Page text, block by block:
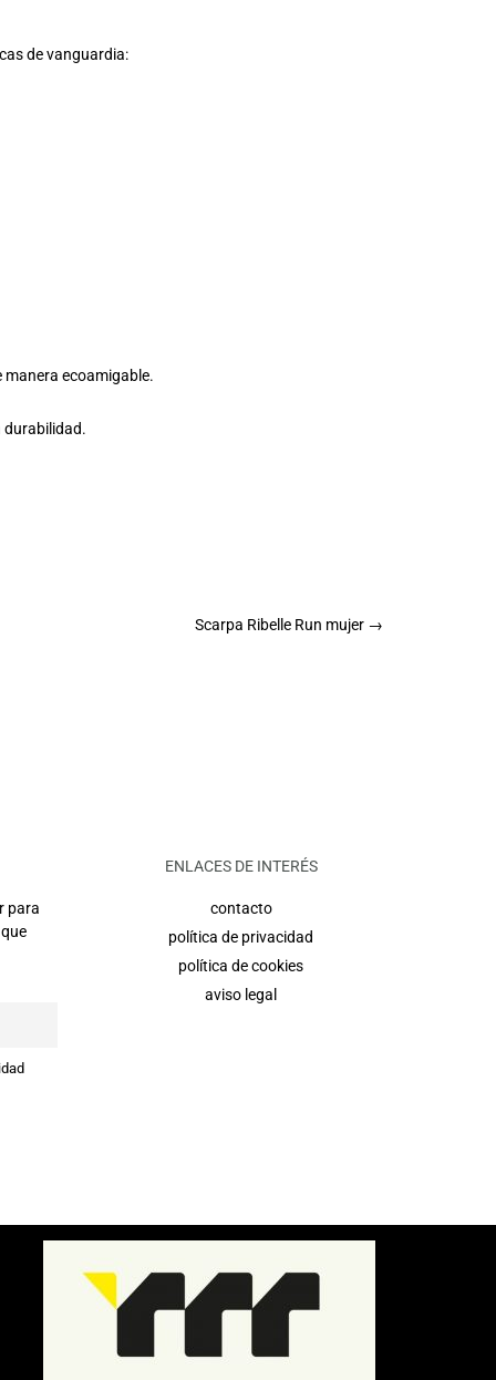
de vanguardia:
manera ecoamigable.
durabilidad.
Scarpa Ribelle Run mujer →
para
ENLACES DE INTERÉS
contacto
política de privacidad
política de cookies
aviso legal